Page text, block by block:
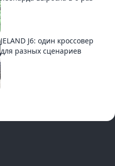
JELAND J6: один кроссовер
для разных сценариев